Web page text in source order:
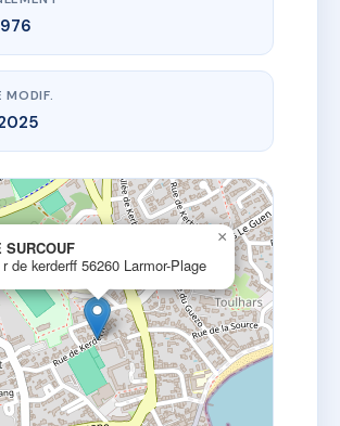
MODIF.
SURCOUF
r de kerderff 56260 Larmor-Plage
×